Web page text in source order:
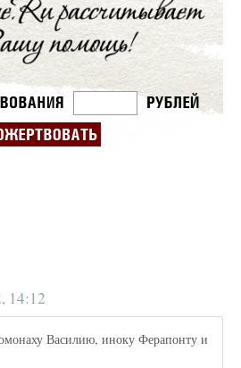
14:12
Василию, иноку Ферапонту и